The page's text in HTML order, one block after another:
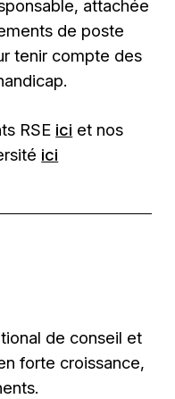
attachée
de poste
tenir compte des
RSE ici et nos
ici
de conseil et
forte croissance,